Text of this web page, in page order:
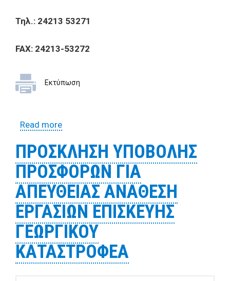
Τηλ.: 24213 53271
FAX: 24213-53272
Εκτύπωση
Read moreabout ΠΡΟΣΚΛΗΣΗ ΥΠΟΒΟΛΗΣ
ΠΡΟΜΗΘΕΙΑΣ ΥΛΙΚΩΝ ΣΥΝΤΗΡΗΣΗΣ ΚΑΙ
ΕΠΙΣΚΕΥΗΣ ΑΡΔΕΥΤΙΚΩΝ ΕΓΚΑΤΑΣΤΑΣΕΩΝ
ΠΡΟΣΚΛΗΣΗ ΥΠΟΒΟΛΗΣ
ΠΡΟΣΦΟΡΩΝ ΓΙΑ
ΑΠΕΥΘΕΙΑΣ ΑΝΑΘΕΣΗ
ΕΡΓΑΣΙΩΝ ΕΠΙΣΚΕΥΗΣ
ΓΕΩΡΓΙΚΟΥ
ΚΑΤΑΣΤΡΟΦΕΑ